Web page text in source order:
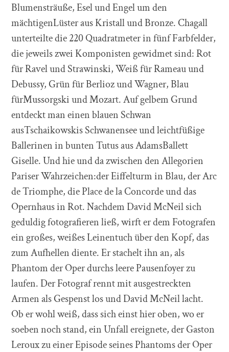
Blumensträuße, Esel und Engel um den
mächtigenLüster aus Kristall und Bronze. Chagall
unterteilte die 220 Quadratmeter in fünf Farbfelder,
die jeweils zwei Komponisten gewidmet sind: Rot
für Ravel und Strawinski, Weiß für Rameau und
Debussy, Grün für Berlioz und Wagner, Blau
fürMussorgski und Mozart. Auf gelbem Grund
entdeckt man einen blauen Schwan
ausTschaikowskis Schwanensee und leichtfüßige
Ballerinen in bunten Tutus aus AdamsBallett
Giselle. Und hie und da zwischen den Allegorien
Pariser Wahrzeichen:der Eiffelturm in Blau, der Arc
de Triomphe, die Place de la Concorde und das
Opernhaus in Rot. Nachdem David McNeil sich
geduldig fotografieren ließ, wirft er dem Fotografen
ein großes, weißes Leinentuch über den Kopf, das
zum Aufhellen diente. Er stachelt ihn an, als
Phantom der Oper durchs leere Pausenfoyer zu
laufen. Der Fotograf rennt mit ausgestreckten
Armen als Gespenst los und David McNeil lacht.
Ob er wohl weiß, dass sich einst hier oben, wo er
soeben noch stand, ein Unfall ereignete, der Gaston
Leroux zu einer Episode seines Phantoms der Oper